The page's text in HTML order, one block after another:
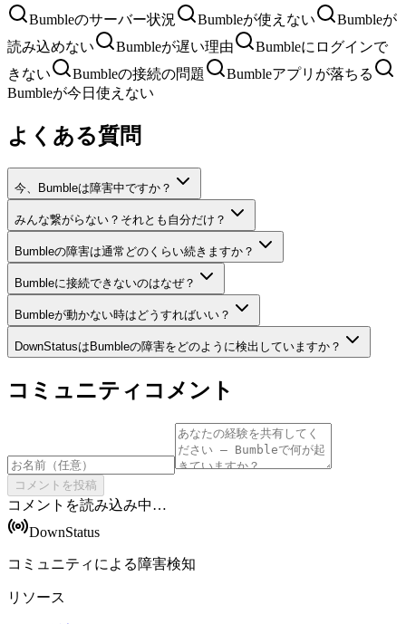
Bumbleのサーバー状況 Bumbleが使えない
Bumbleが
読み込めない
Bumbleが遅い理由
Bumbleにログインで
きない
Bumbleの接続の問題
Bumbleアプリが落ちる
Bumbleが今日使えない
よくある質問
今、Bumbleは障害中ですか？
みんな繋がらない？それとも自分だけ？
Bumbleの障害は通常どのくらい続きますか？
Bumbleに接続できないのはなぜ？
Bumbleが動かない時はどうすればいい？
DownStatusはBumbleの障害をどのように検出していますか？
コミュニティコメント
コメントを投稿
コメントを読み込み中…
DownStatus
コミュニティによる障害検知
リソース